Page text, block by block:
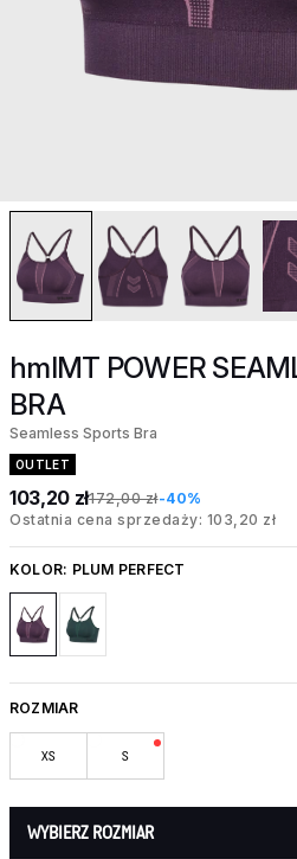
hmlMT POWER
BRA
Seamless Sports Bra
OUTLET
103,20 zł172,00 zł-40%
Ostatnia cena sprzedaży: 103,20 zł
KOLOR: PLUM PERFECT
ROZMIAR
XS S
WYBIERZ ROZMIAR